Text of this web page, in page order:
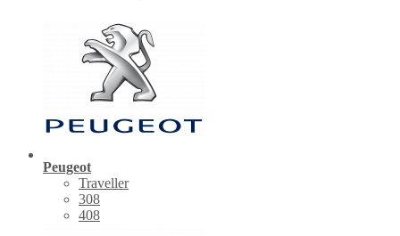
Peugeot
Traveller
308
408